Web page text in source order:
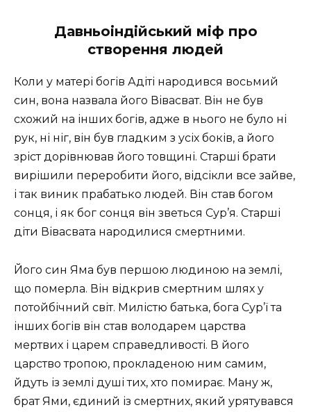
Давньоіндійський міф про
створення людей
Коли у матері богів Адіті народився восьмий
син, вона назвала його Вівасват. Він не був
схожий на інших богів, адже в нього не було ні
рук, ні ніг, він був гладким з усіх боків, а його
зріст дорівнював його товщині. Старші брати
вирішили переробити його, відсікли все зайве,
і так виник прабатько людей. Він став богом
сонця, і як бог сонця він зветься Сур’я. Старші
діти Вівасвата народилися смертними.
Його син Яма був першою людиною на землі,
що померла. Він відкрив смертним шлях у
потойбічний світ. Милістю батька, бога Сур’ї та
інших богів він став володарем царства
мертвих і царем справедливості. В його
царство тропою, прокладеною ним самим,
йдуть із землі душі тих, хто помирає. Ману ж,
брат Ями, єдиний із смертних, який урятувався